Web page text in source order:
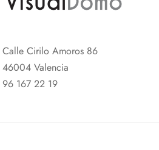
Calle Cirilo Amoros 86
46004 Valencia
96 167 22 19